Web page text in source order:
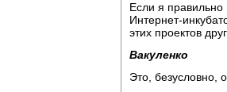
Если я
Интернет-
этих проектов
Вакуленко
Это, безусловно,